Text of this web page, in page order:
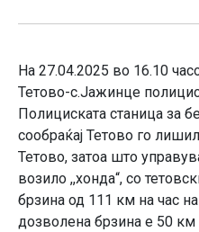
На 27.04.2025 во 16.10
Тетово-с.Јажинце
Полициската станица за
сообраќај Тетово го
Тетово, затоа што
возило ,,хонда“, со
брзина од 111 км на час
дозволена брзина е 50